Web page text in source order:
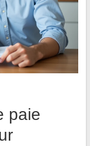
paie